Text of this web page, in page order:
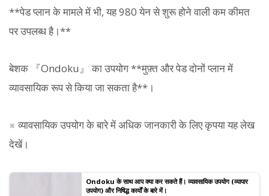
**पेड प्लान के मामले में भी, यह 980 येन से शुरू होने वाली कम कीमत
पर उपलब्ध है।**
बेशक 『Ondoku』 का उपयोग **मुफ़्त और पेड दोनों प्लान में
व्यावसायिक रूप से किया जा सकता है**।
※ व्यावसायिक उपयोग के बारे में अधिक जानकारी के लिए कृपया यह लेख
देखें।
Ondoku के साथ आप क्या कर सकते हैं। व्यावसायिक उपयोग (व्यापार
उपयोग) और निषिद्ध कार्यों के बारे में।